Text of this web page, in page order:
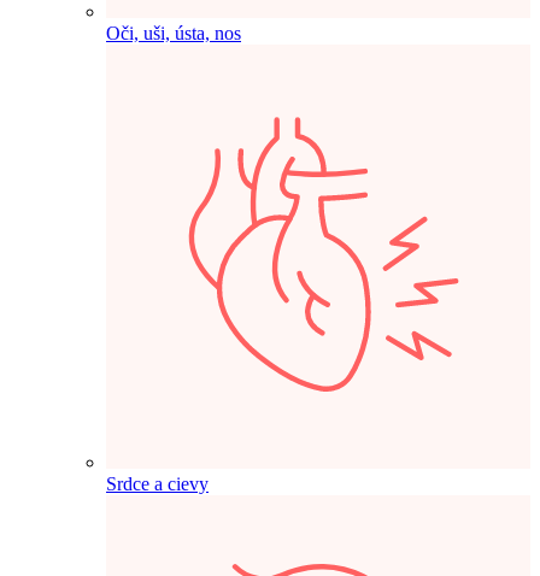
Oči, uši, ústa, nos
Srdce a cievy